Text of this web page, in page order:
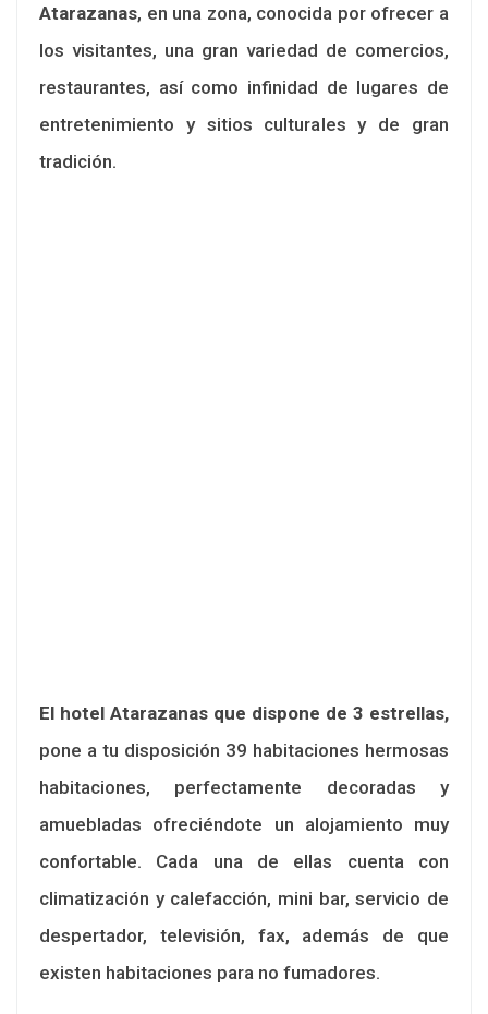
Atarazanas, en una zona, conocida por ofrecer a
los visitantes, una gran variedad de comercios,
restaurantes, así como infinidad de lugares de
entretenimiento y sitios culturales y de gran
tradición.
El hotel Atarazanas que dispone de 3 estrellas,
pone a tu disposición 39 habitaciones hermosas
habitaciones, perfectamente decoradas y
amuebladas ofreciéndote un alojamiento muy
confortable. Cada una de ellas cuenta con
climatización y calefacción, mini bar, servicio de
despertador, televisión, fax, además de que
existen habitaciones para no fumadores.